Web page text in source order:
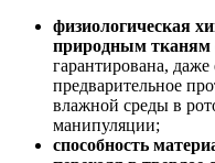
физиологическая
природным тканям
гарантирована,
предварительное
влажной среды в
манипуляции;
способность